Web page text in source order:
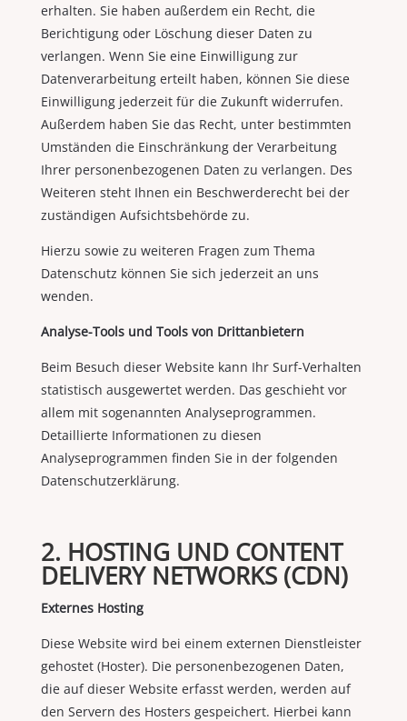
erhalten. Sie haben außerdem ein Recht, die
Berichtigung oder Löschung dieser Daten zu
verlangen. Wenn Sie eine Einwilligung zur
Datenverarbeitung erteilt haben, können Sie diese
Einwilligung jederzeit für die Zukunft widerrufen.
Außerdem haben Sie das Recht, unter bestimmten
Umständen die Einschränkung der Verarbeitung
Ihrer personenbezogenen Daten zu verlangen. Des
Weiteren steht Ihnen ein Beschwerderecht bei der
zuständigen Aufsichtsbehörde zu.
Hierzu sowie zu weiteren Fragen zum Thema
Datenschutz können Sie sich jederzeit an uns
wenden.
Analyse-Tools und Tools von Drittanbietern
Beim Besuch dieser Website kann Ihr Surf-Verhalten
statistisch ausgewertet werden. Das geschieht vor
allem mit sogenannten Analyseprogrammen.
Detaillierte Informationen zu diesen
Analyseprogrammen finden Sie in der folgenden
Datenschutzerklärung.
2. HOSTING UND CONTENT
DELIVERY NETWORKS (CDN)
Externes Hosting
Diese Website wird bei einem externen Dienstleister
gehostet (Hoster). Die personenbezogenen Daten,
die auf dieser Website erfasst werden, werden auf
den Servern des Hosters gespeichert. Hierbei kann